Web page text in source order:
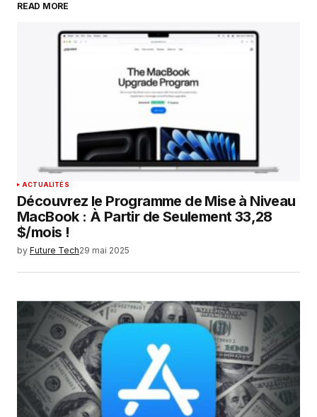
Your Name
Your E-mail
Enregistrer mon nom, mon e-mail et mon
site dans le navigateur pour mon prochain
SUBMIT COMMENT
READ MORE
ACTUALITÉS
Découvrez le Programme de Mise à Niveau
MacBook : À Partir de Seulement 33,28
$/mois !
by Future Tech29 mai 2025